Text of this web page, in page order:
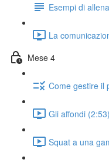
Esempi di
La
Mese 4
Come gestire il
Gli affondi (2:53)
Squat a una